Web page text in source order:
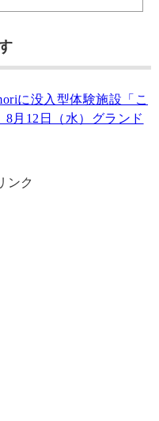
に没入型体験施設「こ
月12日（水）グランド
ンク